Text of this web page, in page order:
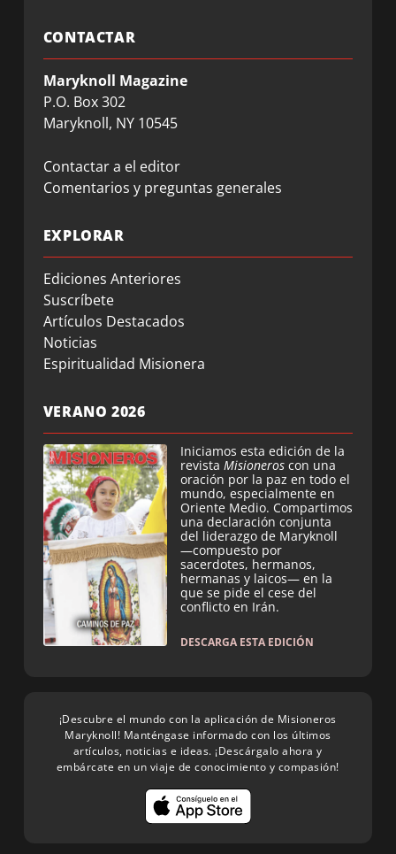
CONTACTAR
Maryknoll Magazine
P.O. Box 302
Maryknoll, NY 10545
Contactar a el editor
Comentarios y preguntas generales
EXPLORAR
Ediciones Anteriores
Suscríbete
Artículos Destacados
Noticias
Espiritualidad Misionera
VERANO 2026
Iniciamos esta edición de la
revista Misioneros con una
oración por la paz en todo el
mundo, especialmente en
Oriente Medio. Compartimos
una declaración conjunta
del liderazgo de Maryknoll
—compuesto por
sacerdotes, hermanos,
hermanas y laicos— en la
que se pide el cese del
conflicto en Irán.
DESCARGA ESTA EDICIÓN
¡Descubre el mundo con la aplicación de Misioneros
Maryknoll! Manténgase informado con los últimos
artículos, noticias e ideas. ¡Descárgalo ahora y
embárcate en un viaje de conocimiento y compasión!